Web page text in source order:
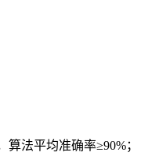
法平均准确率≥90%；